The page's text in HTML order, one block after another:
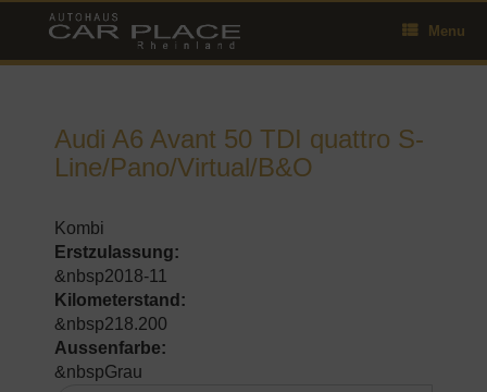
content
Menu
Audi A6 Avant 50 TDI quattro S-
Line/Pano/Virtual/B&O
Kombi
Erstzulassung:
&nbsp2018-11
Kilometerstand:
&nbsp218.200
Aussenfarbe:
&nbspGrau